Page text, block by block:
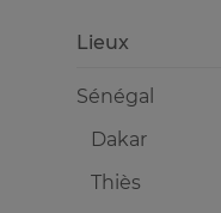
Lieux
Sénégal
Dakar
Thiès